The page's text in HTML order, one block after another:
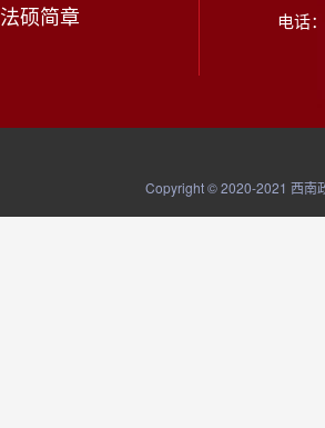
法硕简章
电话
Copyright © 2020-2021 西南